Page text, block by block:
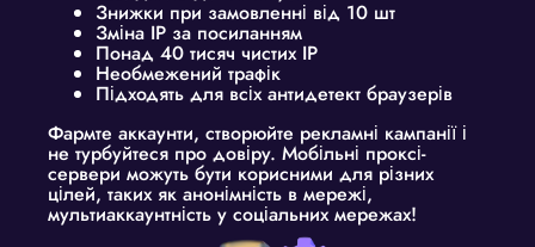
Знижки при замовленні від 10 шт
Зміна IP за посиланням
Понад 40 тисяч чистих IP
Необмежений трафік
Підходять для всіх антидетект браузерів
Фармте аккаунти, створюйте рекламні кампанії і
не турбуйтеся про довіру. Мобільні проксі-
сервери можуть бути корисними для різних
цілей, таких як анонімність в мережі,
мультиаккаунтність у соціальних мережах!